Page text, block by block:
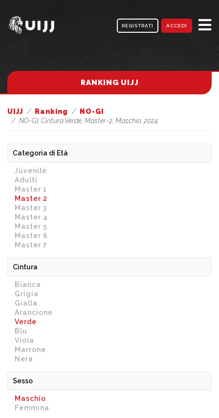
REGISTRATI ACCEDI
RANKING UIJJ
UIJJ Ranking
NO-GI
NO-GI, Cintura Verde, Master-2, Maschio, 2024
Categoria di Età
Juvenile
Adulti
Master 1
Master 2
Master 3
Master 4
Master 5
Master 6
Master 7
Cintura
Bianca
Grigia
Gialla
Arancione
Verde
Blu
Viola
Marrone
Nera
Sesso
Maschio
Femmina